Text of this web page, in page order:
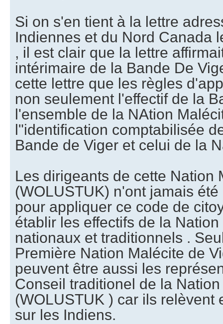
Si on s'en tient à la lettre
Indiennes et du Nord Canada
, il est clair que la lettre
intérimaire de la Bande De
cette lettre que les règles
non seulement l'effectif de la
l'ensemble de la NAtion
l"identification comptabilisée
Bande de Viger et celui de la
Les dirigeants de cette Nation
(WOLUSTUK) n'ont jamais
pour appliquer ce code de
établir les effectifs de la
nationaux et traditionnels .
Première Nation Malécite de
peuvent être aussi les
Conseil traditionel de la
(WOLUSTUK ) car ils relèvent
sur les Indiens.